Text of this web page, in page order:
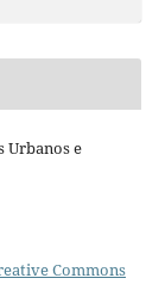
Urbanos e
Commons